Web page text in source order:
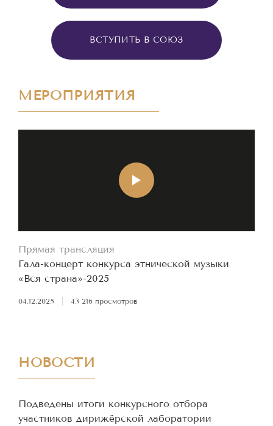
ВСТУПИТЬ В СОЮЗ
МЕРОПРИЯТИЯ
Прямая трансляция
Гала-концерт конкурса этнической музыки
«Вся страна»-2025
04.12.2025 43 216 просмотров
НОВОСТИ
Подведены итоги конкурсного отбора
участников дирижёрской лаборатории